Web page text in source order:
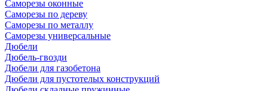
Саморезы оконные
Саморезы по дереву
Саморезы по металлу
Саморезы универсальные
Дюбели
Дюбель-гвозди
Дюбели для газобетона
Дюбели для пустотелых конструкций